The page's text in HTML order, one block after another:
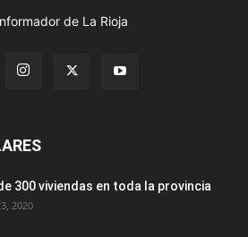
300 viviendas en toda la provincia
2020